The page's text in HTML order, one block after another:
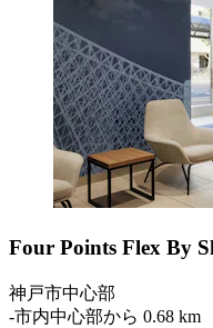
Four Points Flex By
神戸市中心部
‐市内中心部から 0.68 km